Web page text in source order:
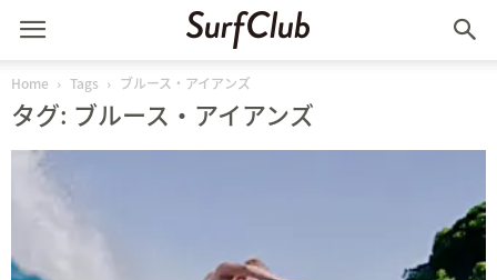
Home Tags ブルース・アイアンズ
タグ: ブルース・アイアンズ